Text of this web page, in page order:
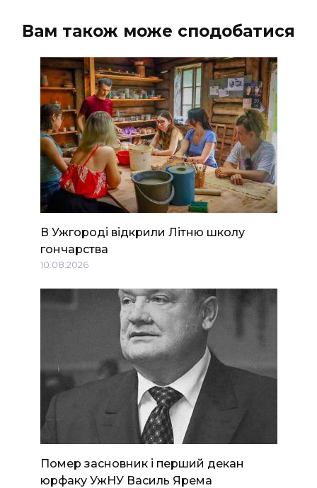
Вам також може сподобатися
В Ужгороді відкрили Літню школу
гончарства
10.08.2026
Помер засновник і перший декан
юрфаку УжНУ Василь Ярема